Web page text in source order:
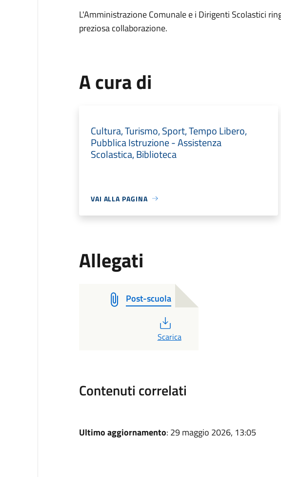
L'Amministrazione Comunale e i Dirigenti Scolastici
preziosa collaborazione.
A cura di
Cultura, Turismo, Sport, Tempo Libero,
Pubblica Istruzione - Assistenza
Scolastica, Biblioteca
VAI ALLA PAGINA
Allegati
Post-scuola
PDF
Scarica
Contenuti correlati
Ultimo aggiornamento: 29 maggio 2026, 13:05